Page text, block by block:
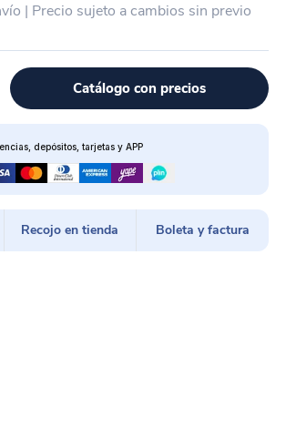
| Precio sujeto a cambios sin previo
Catálogo con precios
depósitos, tarjetas y APP
Recojo en tienda Boleta y factura